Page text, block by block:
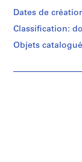
d
e
t
Dates de
Classification:
Objets